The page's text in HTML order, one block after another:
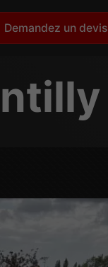
Demandez un devis